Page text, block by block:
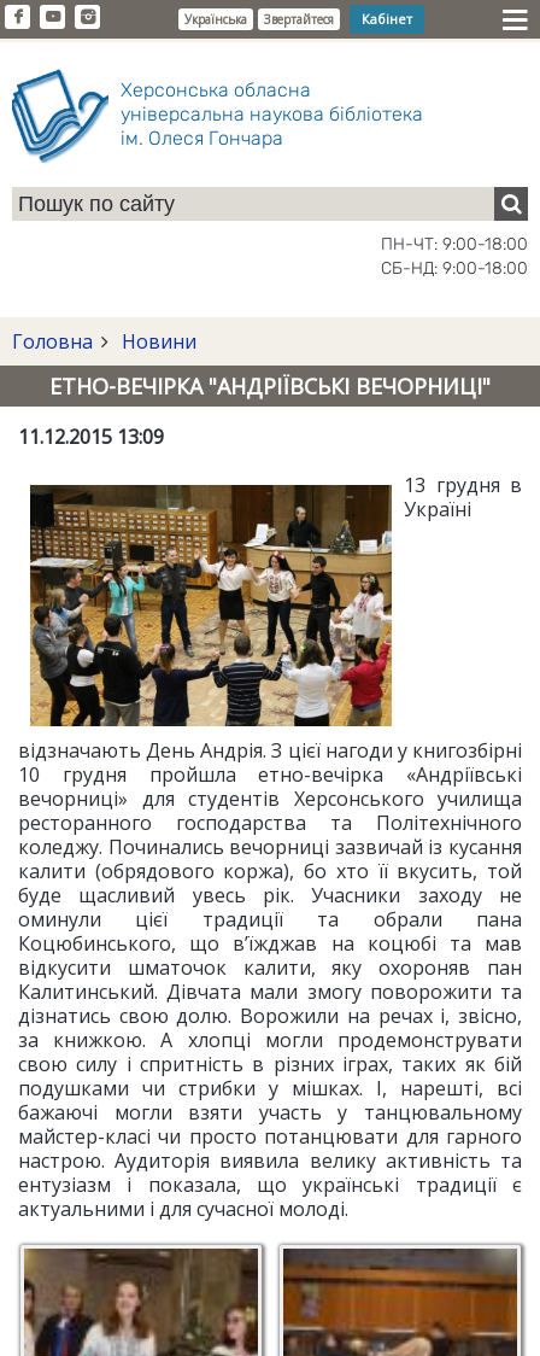
Українська Звертайтеся Кабінет
Херсонська обласна
універсальна наукова бібліотека
ім. Олеся Гончара
ПН-ЧТ: 9:00-18:00
СБ-НД: 9:00-18:00
Головна Новини
ЕТНО-ВЕЧІРКА "АНДРІЇВСЬКІ ВЕЧОРНИЦІ"
11.12.2015 13:09
13 грудня в
Україні
відзначають День Андрія. З цієї нагоди у книгозбірні
10 грудня пройшла етно-вечірка «Андріївські
вечорниці» для студентів Херсонського училища
ресторанного господарства та Політехнічного
коледжу. Починались вечорниці зазвичай із кусання
калити (обрядового коржа), бо хто її вкусить, той
буде щасливий увесь рік. Учасники заходу не
оминули цієї традиції та обрали пана
Коцюбинського, що в’їжджав на коцюбі та мав
відкусити шматочок калити, яку охороняв пан
Калитинський. Дівчата мали змогу поворожити та
дізнатись свою долю. Ворожили на речах і, звісно,
за книжкою. А хлопці могли продемонструвати
свою силу і спритність в різних іграх, таких як бій
подушками чи стрибки у мішках. І, нарешті, всі
бажаючі могли взяти участь у танцювальному
майстер-класі чи просто потанцювати для гарного
настрою. Аудиторія виявила велику активність та
ентузіазм і показала, що українські традиції є
актуальними і для сучасної молоді.
Наша калита Бій подушками